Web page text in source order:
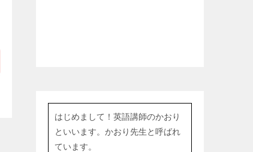
はじめまして！英語講師のかおり
といいます。かおり先生と呼ばれ
ています。